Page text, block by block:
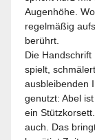
Augenhöhe.
regelmäßig
berührt.
Die
spielt,
ausbleibenden
genutzt: Abel
ein
auch. Das